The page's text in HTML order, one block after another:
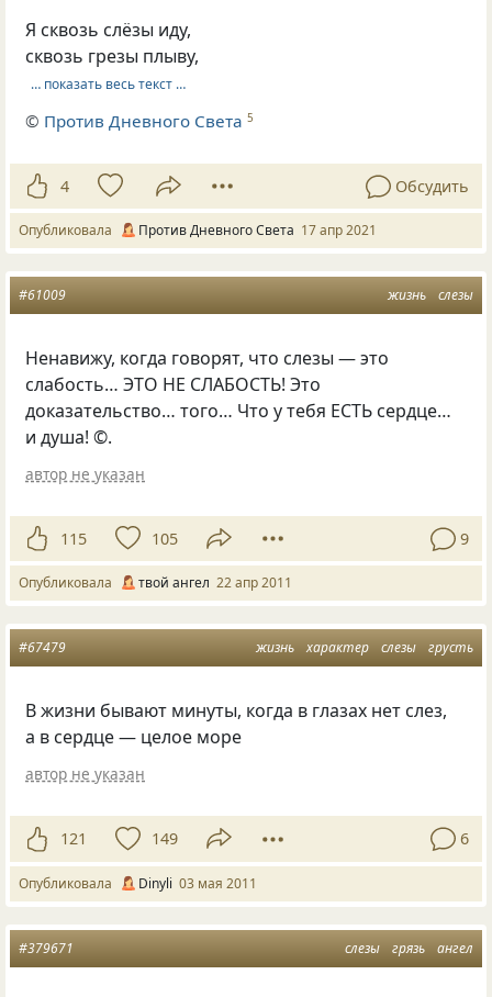
Я сквозь слёзы иду,
сквозь грезы плыву,
… показать весь текст …
© Против Дневного Света 5
4 Обсудить
Опубликовала Против Дневного Света 17 апр 2021
жизнь слезы
#61009
Ненавижу, когда говорят, что слезы — это
слабость… ЭТО НЕ СЛАБОСТЬ! Это
доказательство… того… Что у тебя ЕСТЬ сердце…
и душа! ©.
автор не указан
115 105 9
Опубликовала твой ангел 22 апр 2011
жизнь характер слезы грусть
#67479
В жизни бывают минуты, когда в глазах нет слез,
а в сердце — целое море
автор не указан
121 149 6
Опубликовала Dinyli 03 мая 2011
слезы грязь ангел
#379671